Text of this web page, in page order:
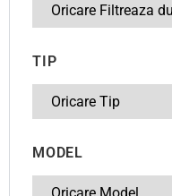
TIP
MODEL